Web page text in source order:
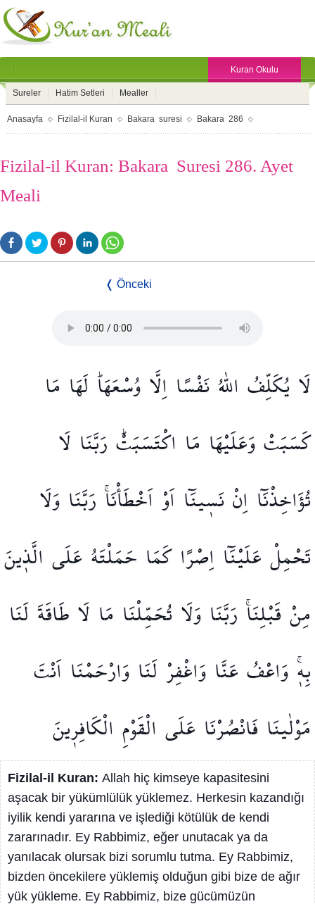
Kuran Okulu
Sureler Hatim Setleri Mealler
Anasayfa Fizilal-il Kuran Bakara suresi Bakara 286
Fizilal-il Kuran: Bakara Suresi 286. Ayet
Meali
❬ Önceki
لَا يُكَلِّفُ اللّٰهُنَفْسًا اِلَّا وُسْعَهَاۜ لَهَا مَا
كَسَبَتْوَعَلَيْهَا مَا اكْتَسَبَتْۜ رَبَّنَا لَا
تُؤَاخِذْنَٓا اِنْنَس۪ينَٓا اَوْاَخْطَأْنَاۚ رَبَّنَا وَلَا
تَحْمِلْ عَلَيْنَٓا اِصْرًا كَمَا حَمَلْتَهُ عَلَى الَّذ۪ينَ
مِنْ قَبْلِنَاۚ رَبَّنَا وَلَا تُحَمِّلْنَا مَا لَا طَاقَةَلَنَا
بِه۪ۚ وَاعْفُ عَنَّا۠ وَاغْفِرْلَنَا۠ وَارْحَمْنَا۠ اَنْتَ
مَوْلٰينَا فَانْصُرْنَا عَلَى الْقَوْمِ الْكَافِر۪ينَ
Fizilal-il Kuran: Allah hiç kimseye kapasitesini
aşacak bir yükümlülük yüklemez. Herkesin kazandığı
iyilik kendi yararına ve işlediği kötülük de kendi
zararınadır. Ey Rabbimiz, eğer unutacak ya da
yanılacak olursak bizi sorumlu tutma. Ey Rabbimiz,
bizden öncekilere yüklemiş olduğun gibi bize de ağır
yük yükleme. Ey Rabbimiz, bize gücümüzün